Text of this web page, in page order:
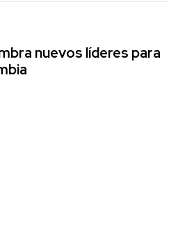
nuevos líderes para